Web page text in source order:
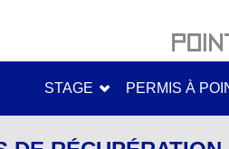
STAGE PERMIS À